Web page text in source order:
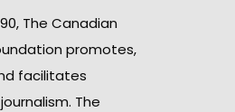
The Canadian
promotes,
facilitates
The